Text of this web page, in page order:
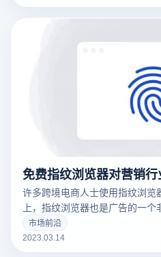
很大的不同
免费指纹浏览器对营销行
许多跨境电商人士使用指纹浏
上，指纹浏览器也是广告的一个
告营销人员解决许多问题。
市场前沿
2023.03.14